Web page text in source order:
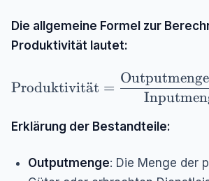
Die allgemeine Formel zur
Produktivität lautet:
\text{Produktivität} =
Produktivita
¨t =
Erklärung der Bestandteile:
Outputmenge: Die Menge der